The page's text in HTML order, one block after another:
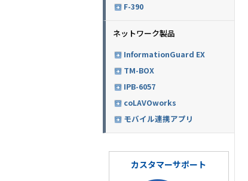
F-390
ネットワーク製品
InformationGuard EX
TM-BOX
IPB-6057
coLAVOworks
モバイル連携アプリ
カスタマーサポート